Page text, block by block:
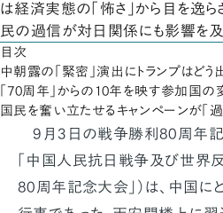
は経済実態の「怖さ」から目を逸ら
民の過信が対日関係にも影響を
目次
中朝露の「緊密」演出にトランプはどう
「70周年」からの10年を映す参加国
国民を奮い立たせるキャンペーンが「
9月3日の戦争勝利80周年記
「中国人民抗日戦争及び世界
80周年記念大会」）は、中国に